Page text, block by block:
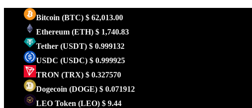
Bitcoin (BTC) $ 62,013.00
Ethereum (ETH) $ 1,740.83
Tether (USDT) $ 0.999132
USDC (USDC) $ 0.999925
TRON (TRX) $ 0.327570
Dogecoin (DOGE) $ 0.071912
LEO Token (LEO) $ 9.44